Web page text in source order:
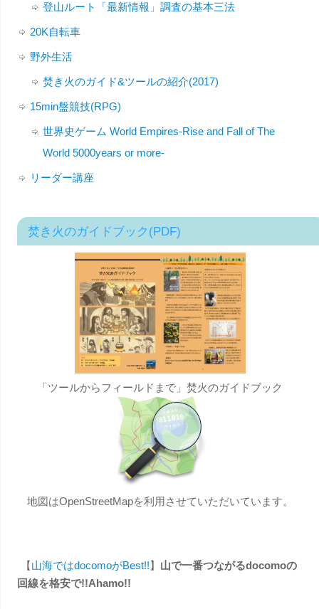
登山ルート「最新情報」調査の基本三法
20K自転車
野外生活
焚き火のガイド&ツールの紹介(2017)
15min盤競技(RPG)
世界史ゲーム World Empires-Rise and Fall of The
World 5000years or more-
リーダー講座
焚き火のガイドブック(PDF)
「ツールからフィールドまで」焚火のガイドブック
地図はOpenStreetMapを利用させていただいています。
【山海ではdocomoがBest!!】 山で一番つながるdocomoの
回線を格安で!!Ahamo!!